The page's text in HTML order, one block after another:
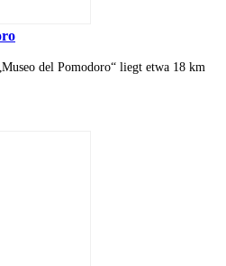
del Pomodoro“ liegt etwa 18 km